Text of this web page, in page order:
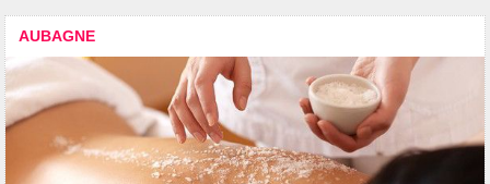
AUBAGNE